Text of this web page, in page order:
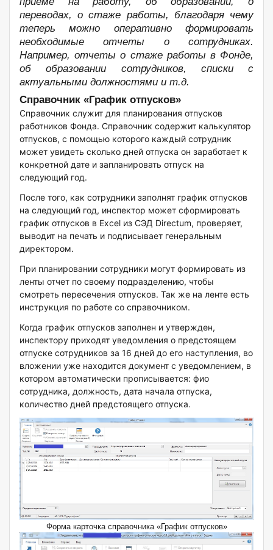
переводах, о стаже работы, благодаря чему
теперь можно оперативно формировать
необходимые отчеты о сотрудниках.
Например, отчеты о стаже работы в Фонде,
об образовании сотрудников, списки с
актуальными должностями и т.д.
Справочник «График отпусков»
Справочник служит для планирования отпусков
работников Фонда. Справочник содержит калькулятор
отпусков, с помощью которого каждый сотрудник
может увидеть сколько дней отпуска он заработает к
конкретной дате и запланировать отпуск на
следующий год.
После того, как сотрудники заполнят график отпусков
на следующий год, инспектор может сформировать
график отпусков в Excel из СЭД Directum, проверяет,
выводит на печать и подписывает генеральным
директором.
При планировании сотрудники могут формировать из
ленты отчет по своему подразделению, чтобы
смотреть пересечения отпусков. Так же на ленте есть
инструкция по работе со справочником.
Когда график отпусков заполнен и утвержден,
инспектору приходят уведомления о предстоящем
отпуске сотрудников за 16 дней до его наступления, во
вложении уже находится документ с уведомлением, в
котором автоматически прописывается: фио
сотрудника, должность, дата начала отпуска,
количество дней предстоящего отпуска.
Форма карточка справочника «График отпусков»